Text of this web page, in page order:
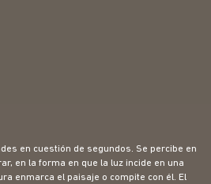
en cuestión de segundos. Se percibe en
en la forma en que la luz incide en una
enmarca el paisaje o compite con él. El